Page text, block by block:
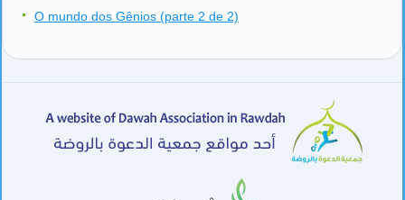
O mundo dos Gênios (parte 2 de 2)